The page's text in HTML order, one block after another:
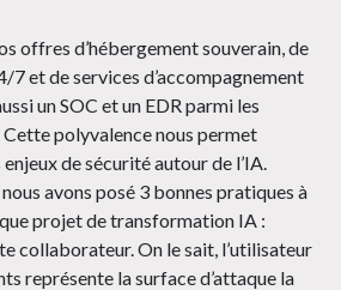
offres d’hébergement souverain, de
7 et de services d’accompagnement
un SOC et un EDR parmi les
polyvalence nous permet
enjeux de sécurité autour de l’IA.
avons posé 3 bonnes pratiques à
projet de transformation IA :
collaborateur. On le sait, l’utilisateur
représente la surface d’attaque la